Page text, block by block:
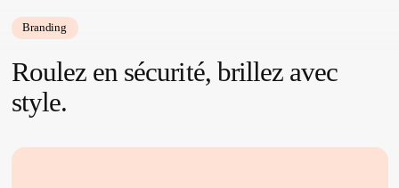
Branding
Roulez en sécurité, brillez avec
style.